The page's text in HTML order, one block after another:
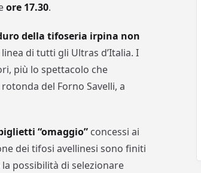
ore 17.30.
della tifoseria irpina non
di tutti gli Ultras d’Italia. I
più lo spettacolo che
del Forno Savelli, a
“omaggio” concessi ai
dei tifosi avellinesi sono finiti
possibilità di selezionare